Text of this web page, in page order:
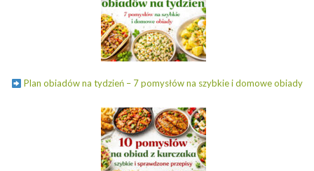
Plan obiadów na tydzień – 7 pomysłów na szybkie i domowe obiady